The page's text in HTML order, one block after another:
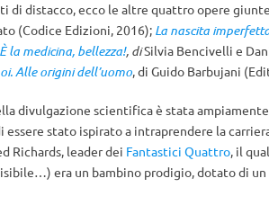
di distacco, ecco le altre quattro opere
(Codice Edizioni, 2016); La nascita
È la medicina, bellezza!, diSilvia Bencivelli e
Alle origini dell’uomo, di Guido Barbujani
divulgazione scientifica è stata
essere stato ispirato a intraprendere la
Richards, leader dei Fantastici Quattro, il
era un bambino prodigio, dotato di